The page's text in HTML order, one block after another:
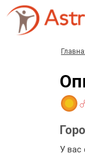
У вас